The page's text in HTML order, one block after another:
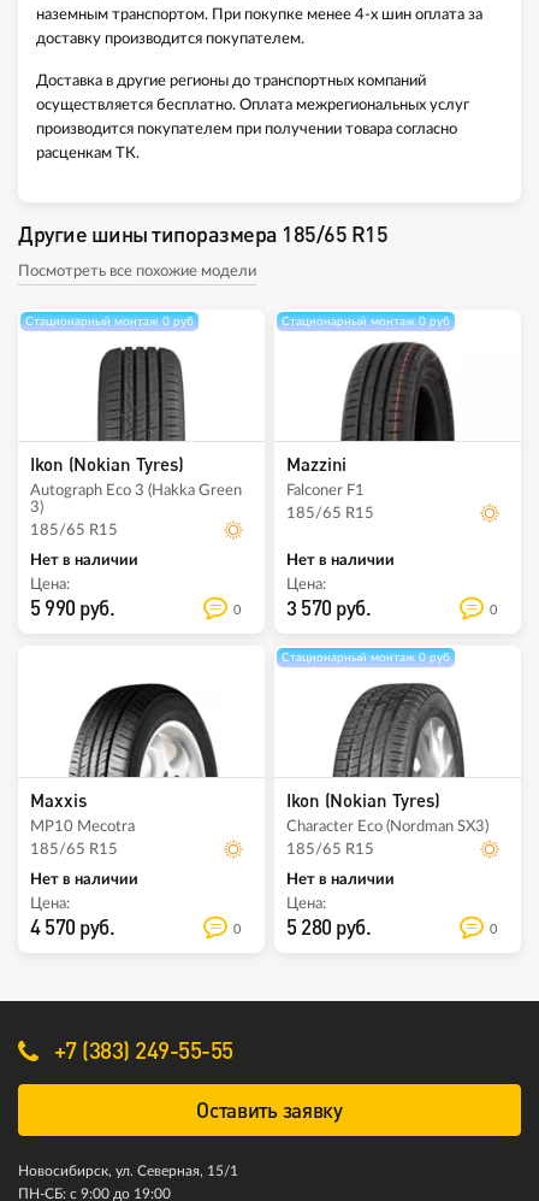
наземным транспортом. При покупке менее 4-х шин оплата за
доставку производится покупателем.
Доставка в другие регионы до транспортных компаний
осуществляется бесплатно. Оплата межрегиональных услуг
производится покупателем при получении товара согласно
расценкам ТК.
Другие шины типоразмера 185/65 R15
Посмотреть все похожие модели
Стационарный монтаж 0 руб
Ikon (Nokian Tyres)
Autograph Eco 3 (Hakka Green
3)
185/65 R15
Нет в наличии
Цена:
5 990 руб. 0
Стационарный монтаж 0 руб
Mazzini
Falconer F1
185/65 R15
Нет в наличии
Цена:
3 570 руб. 0
Maxxis
MP10 Mecotra
185/65 R15
Нет в наличии
Цена:
4 570 руб. 0
Стационарный монтаж 0 руб
Ikon (Nokian Tyres)
Character Eco (Nordman SX3)
185/65 R15
Нет в наличии
Цена:
5 280 руб. 0
+7 (383) 249-55-55
Оставить заявку
Новосибирск, ул. Северная, 15/1
ПН-СБ: с 9:00 до 19:00